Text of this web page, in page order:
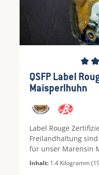
QSFP Label
Maisperlhuhn
Label Rouge
Freilandhaltung
für unser Marensin
Südwesten
im Hinterland des
Inhalt: 1.4 Kilogramm